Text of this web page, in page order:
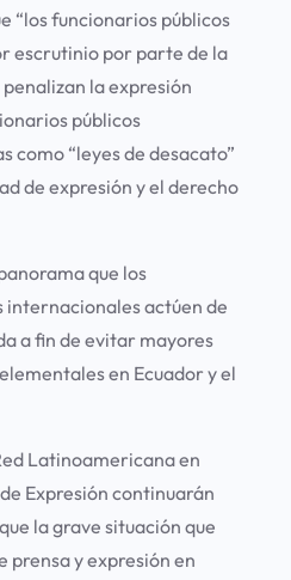
“los funcionarios públicos
escrutinio por parte de la
la expresión
públicos
como “leyes de desacato”
de expresión y el derecho
que los
internacionales actúen de
a fin de evitar mayores
en Ecuador y el
Latinoamericana en
Expresión continuarán
la grave situación que
y expresión en